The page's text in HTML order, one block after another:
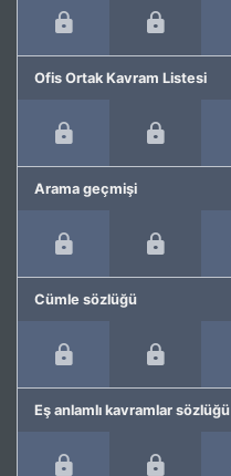
Ofis Ortak Kavram Listesi
Arama geçmişi
Cümle sözlüğü
Eş anlamlı kavramlar sözlüğü